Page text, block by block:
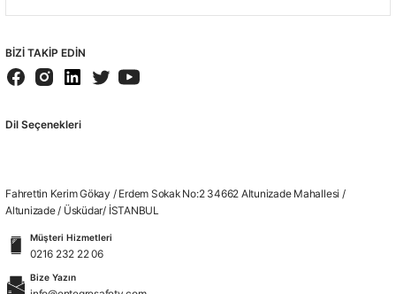
BİZİ TAKİP EDİN
Dil Seçenekleri
Fahrettin Kerim Gökay / Erdem Sokak No:2 34662 Altunizade Mahallesi /
Altunizade / Üsküdar/ İSTANBUL
Müşteri Hizmetleri
0216 232 22 06
Bize Yazın